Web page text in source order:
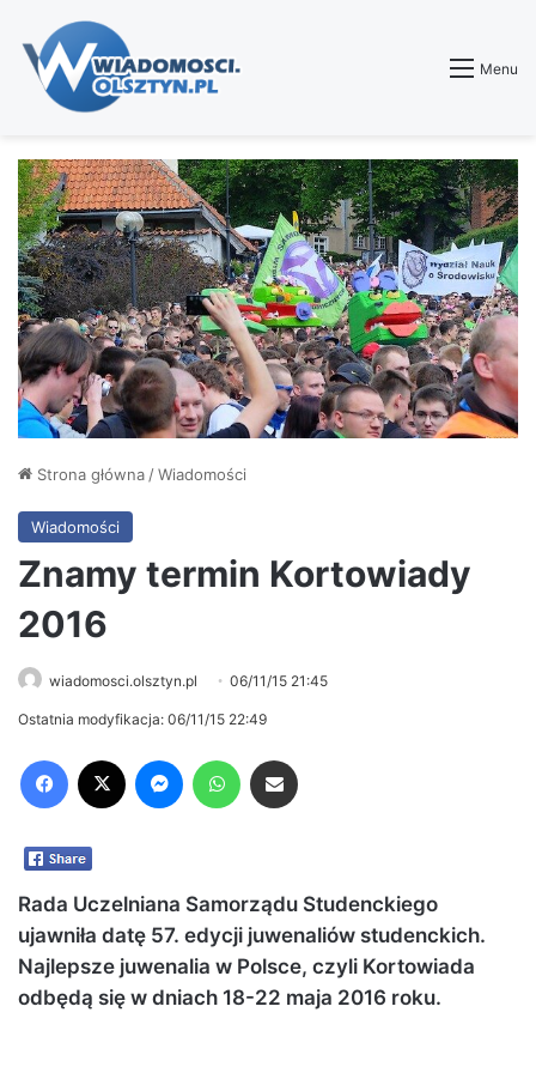
Menu
Strona główna /Wiadomości
Wiadomości
Znamy termin Kortowiady
2016
wiadomosci.olsztyn.pl 06/11/15 21:45
Ostatnia modyfikacja: 06/11/15 22:49
Rada Uczelniana Samorządu Studenckiego
ujawniła datę 57. edycji juwenaliów studenckich.
Najlepsze juwenalia w Polsce, czyli Kortowiada
odbędą się w dniach 18-22 maja 2016 roku.